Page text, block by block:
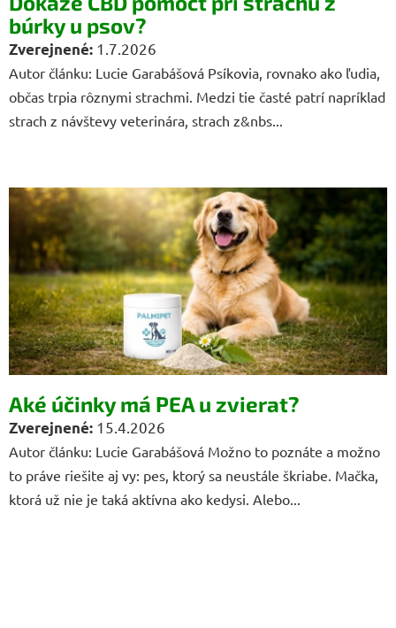
búrky u psov?
1.7.2026
Autor článku: Lucie Garabášová Psíkovia, rovnako ako ľudia,
občas trpia rôznymi strachmi. Medzi tie časté patrí napríklad
strach z návštevy veterinára, strach z&nbs...
Aké účinky má PEA u zvierat?
15.4.2026
Autor článku: Lucie Garabášová Možno to poznáte a možno
to práve riešite aj vy: pes, ktorý sa neustále škriabe. Mačka,
ktorá už nie je taká aktívna ako kedysi. Alebo...